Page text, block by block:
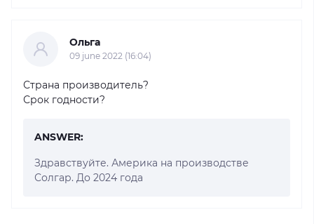
Ольга
09 june 2022 (16:04)
Страна производитель?
Срок годности?
ANSWER:
Здравствуйте. Америка на производстве
Солгар. До 2024 года